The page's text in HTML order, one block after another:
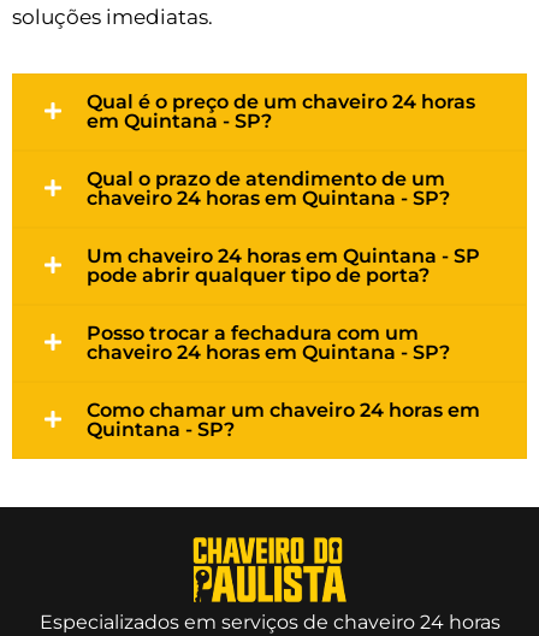
soluções imediatas.
Qual é o preço de um chaveiro 24 horas
em Quintana - SP?
Qual o prazo de atendimento de um
chaveiro 24 horas em Quintana - SP?
Um chaveiro 24 horas em Quintana - SP
pode abrir qualquer tipo de porta?
Posso trocar a fechadura com um
chaveiro 24 horas em Quintana - SP?
Como chamar um chaveiro 24 horas em
Quintana - SP?
Especializados em serviços de chaveiro 24 horas